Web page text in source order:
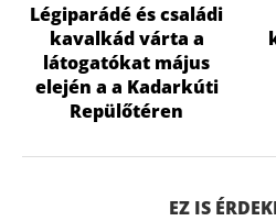
Légiparádé és családi
kavalkád várta a
látogatókat május
elején a a Kadarkúti
Repülőtéren
EZ IS